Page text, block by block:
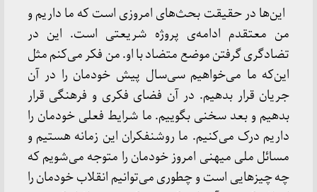
این‌ها در حقیقت بحث‌های امروزی است که ما داریم و
من معتقدم ادامه‌ی پروژه شریعتی است. این در
تضادگری گرفتن موضع متضاد با او. من فکر می‌کنم مثل
این‌که ما می‌خواهیم سی‌سال پیش خودمان را در آن
جریان قرار بدهیم. در آن فضای فکری و فرهنگی قرار
بدهیم و بعد سخنی بگوییم. ما شرایط فعلی خودمان را
داریم درک می‌کنیم. ما روشنفکران این زمانه هستیم و
مسائل ملی میهنی امروز خودمان را متوجه می‌شویم که
چه چیزهایی است و چطوری می‌توانیم انقلاب خودمان را